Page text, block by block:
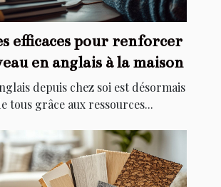
efficaces pour renforcer
en anglais à la maison
depuis chez soi est désormais
tous grâce aux ressources...